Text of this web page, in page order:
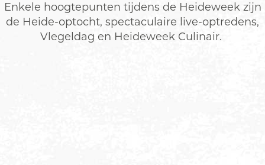
Enkele hoogtepunten tijdens de Heideweek zijn
de Heide-optocht, spectaculaire live-optredens,
Vlegeldag en Heideweek Culinair.